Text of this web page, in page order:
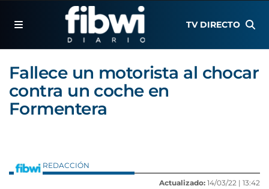
TV DIRECTO
Fallece un motorista al chocar
contra un coche en
Formentera
REDACCIÓN
Actualizado: 14/03/22 | 13:42